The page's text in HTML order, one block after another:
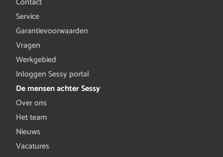
Service
Garantievoorwaarden
Vragen
Werkgebied
Inloggen Sessy portal
De mensen achter Sessy
Over ons
Het team
Nieuws
Vacatures